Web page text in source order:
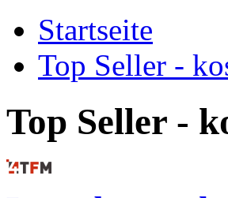
Startseite
Top Seller -
Top Seller -